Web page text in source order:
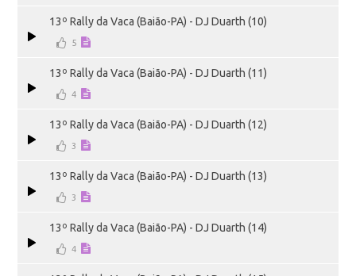
13º Rally da Vaca (Baião-PA) - DJ Duarth (10)
5
13º Rally da Vaca (Baião-PA) - DJ Duarth (11)
4
13º Rally da Vaca (Baião-PA) - DJ Duarth (12)
3
13º Rally da Vaca (Baião-PA) - DJ Duarth (13)
3
13º Rally da Vaca (Baião-PA) - DJ Duarth (14)
4